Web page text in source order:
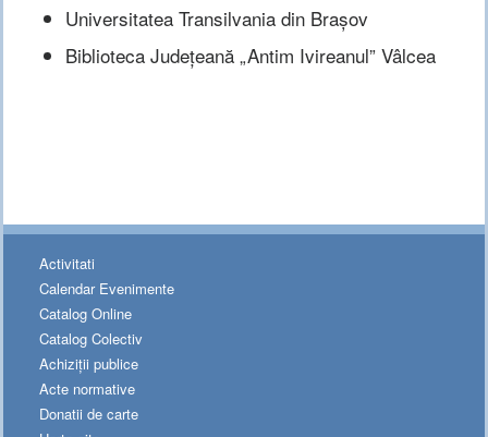
Universitatea Transilvania din Brașov
Biblioteca Județeană „Antim Ivireanul” Vâlcea
Activitati
Calendar Evenimente
Catalog Online
Catalog Colectiv
Achiziții publice
Acte normative
Donatii de carte